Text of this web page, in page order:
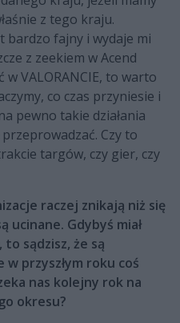
z tego kraju.
bardzo fajny i wydaje mi
z zeekiem w Acend
VALORANCIE, to warto
co czas przyniesie i
pewno takie działania
Czy to
targów, czy gier, czy
raczej znikają niż się
ucinane. Gdybyś miał
sądzisz, że są
przyszłym roku coś
nas kolejny rok na
okresu?